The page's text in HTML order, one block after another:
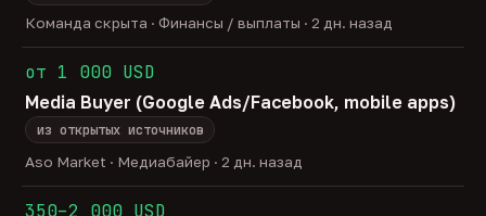
Команда скрыта · Финансы / выплаты · 2 дн. назад
от 1 000 USD
Media Buyer (Google Ads/Facebook, mobile apps)
из открытых источников
Aso Market · Медиабайер · 2 дн. назад
350–2 000 USD